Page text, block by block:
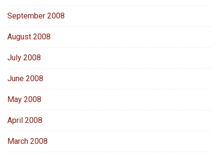
September 2008
August 2008
July 2008
June 2008
May 2008
April 2008
March 2008